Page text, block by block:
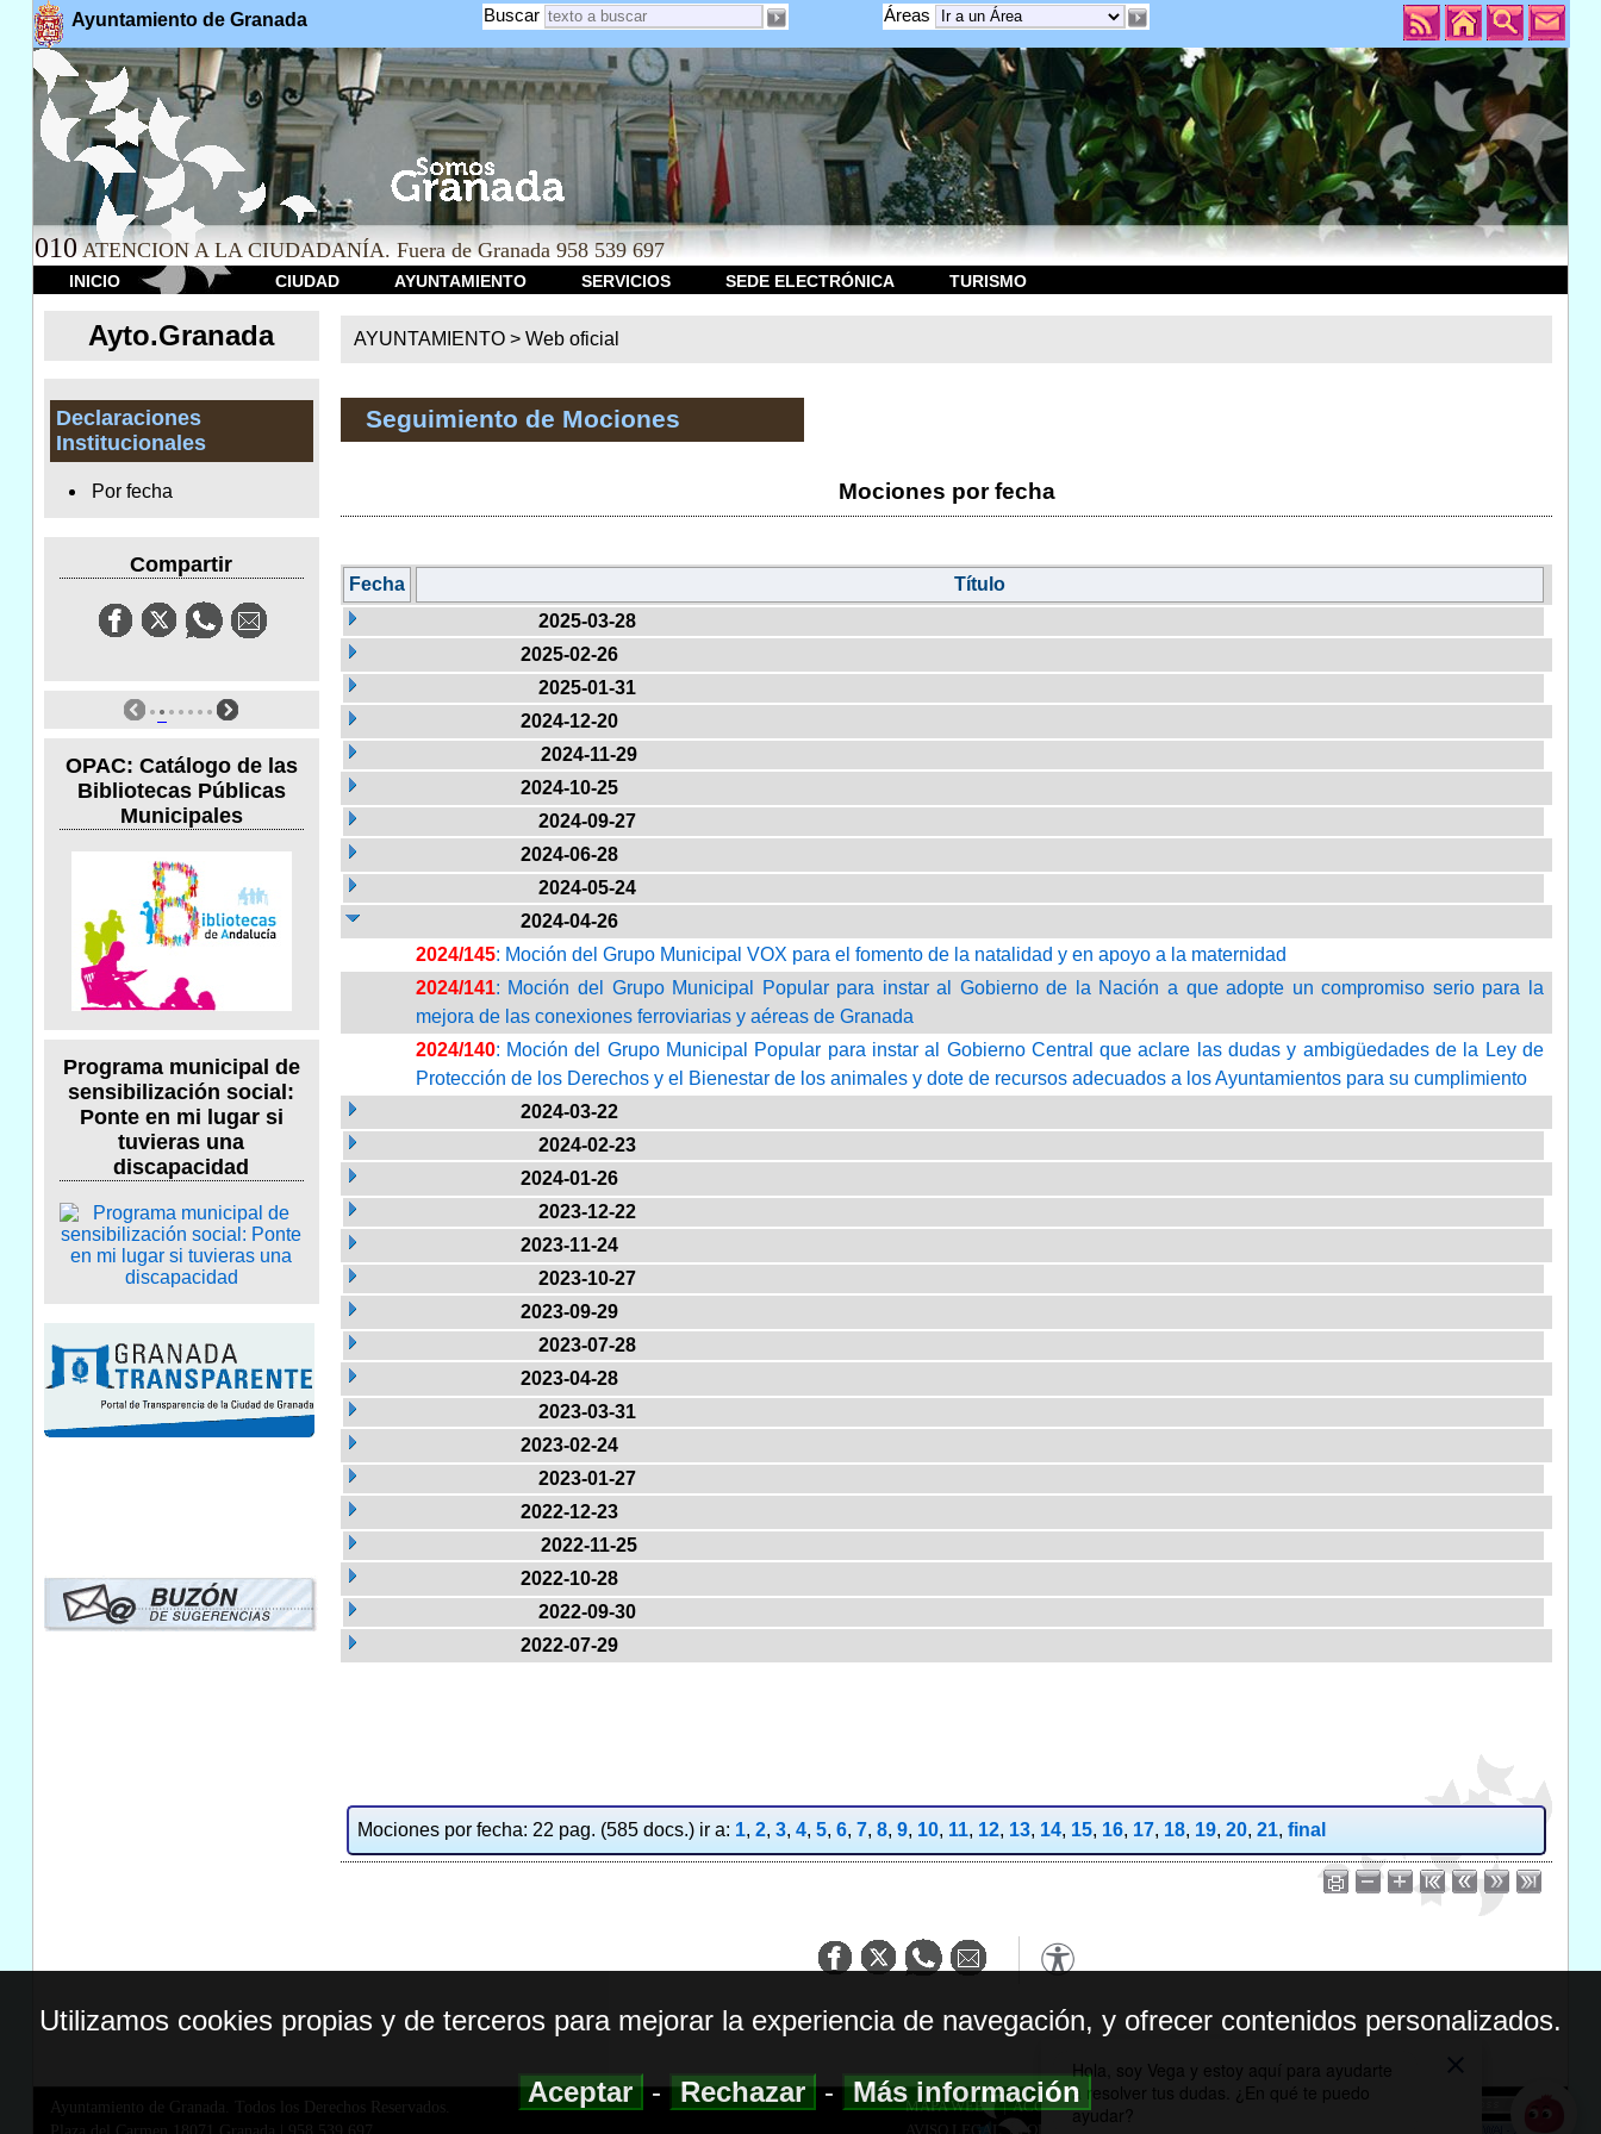
Ayuntamiento de Granada Áreas
Buscar
010 ATENCION A LA CIUDADANÍA. Fuera de Granada 958 539 697
INICIO CIUDAD AYUNTAMIENTO SERVICIOS SEDE ELECTRÓNICA TURISMO
Ayto.Granada
Declaraciones
Institucionales
Por fecha
Compartir
OPAC: Catálogo de las
Bibliotecas Públicas
Municipales
Programa municipal de
sensibilización social:
Ponte en mi lugar si
tuvieras una
discapacidad
AYUNTAMIENTO > Web oficial
Seguimiento de Mociones
Mociones por fecha
Fecha
Título
2025-03-28
2025-02-26
2025-01-31
2024-12-20
2024-11-29
2024-10-25
2024-09-27
2024-06-28
2024-05-24
2024-04-26
2024/145: Moción del Grupo Municipal VOX para el fomento de la natalidad y en apoyo a la maternidad
2024/141: Moción del Grupo Municipal Popular para instar al Gobierno de la Nación a que adopte un compromiso serio para la
mejora de las conexiones ferroviarias y aéreas de Granada
2024/140: Moción del Grupo Municipal Popular para instar al Gobierno Central que aclare las dudas y ambigüedades de la Ley de
Protección de los Derechos y el Bienestar de los animales y dote de recursos adecuados a los Ayuntamientos para su cumplimiento
2024-03-22
2024-02-23
2024-01-26
2023-12-22
2023-11-24
2023-10-27
2023-09-29
2023-07-28
2023-04-28
2023-03-31
2023-02-24
2023-01-27
2022-12-23
2022-11-25
2022-10-28
2022-09-30
2022-07-29
Mociones por fecha: 22 pag. (585 docs.) ir a: 1, 2, 3, 4, 5, 6, 7, 8, 9, 10, 11, 12, 13, 14, 15, 16, 17, 18, 19, 20, 21, final
Ayuntamiento de Granada. Todos los Derechos Reservados.
MAPA WEB|ACCESIBILIDAD
AVISO LEGAL| POLITICA DE PRIVACIDAD
Utilizamos cookies propias y de terceros para mejorar la experiencia de navegación, y ofrecer contenidos personalizados.
Aceptar-Rechazar-Más información